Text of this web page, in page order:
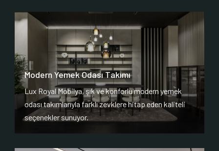
Modern Yemek Odası Takımı
Lux Royal Mobilya, şık ve konforlu modern yemek
odası takımlarıyla farklı zevklere hitap eden kaliteli
seçenekler sunuyor.